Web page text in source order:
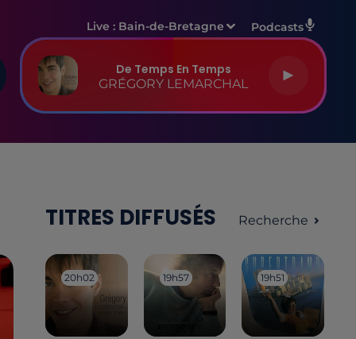
Live : Bain-de-Bretagne Podcasts
De Temps En Temps
GRÉGORY LEMARCHAL
TITRES DIFFUSÉS Recherche
20h02
20h02 19h57
19h57 19h51
19h51